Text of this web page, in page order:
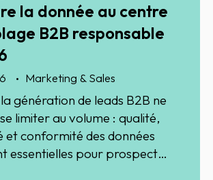
la donnée au centre
B2B responsable
Marketing & Sales
génération de leads B2B ne
limiter au volume : qualité,
et conformité des données
essentielles pour prospecter